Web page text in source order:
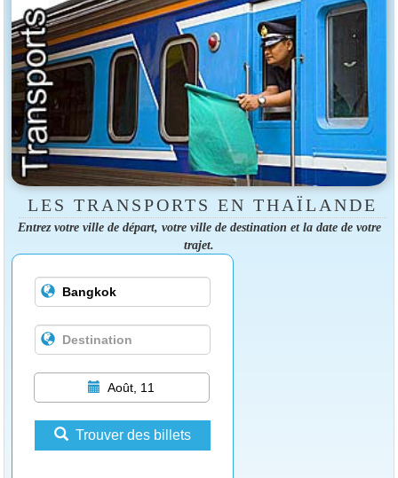
LES TRANSPORTS EN THAÏLANDE
Entrez votre ville de départ, votre ville de destination et la date de votre
trajet.
Août, 11
Trouver des billets